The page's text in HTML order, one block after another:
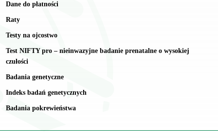
Dane do płatności
Raty
Testy na ojcostwo
Test NIFTY pro – nieinwazyjne badanie prenatalne o wysokiej
czułości
Badania genetyczne
Indeks badań genetycznych
Badania pokrewieństwa